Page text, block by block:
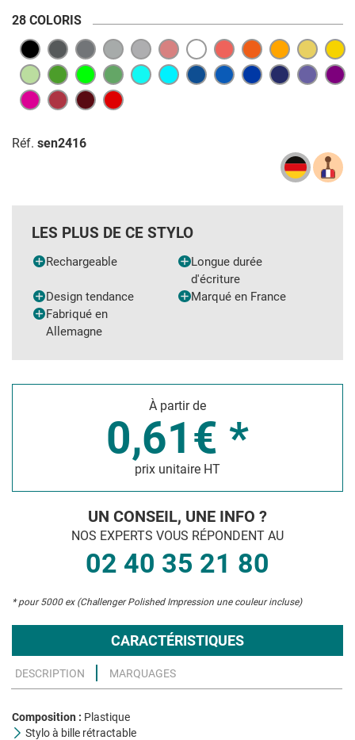
28 COLORIS
Réf. sen2416
LES PLUS DE CE STYLO
Rechargeable
Longue durée
d'écriture
Design tendance
Marqué en France
Fabriqué en
Allemagne
À partir de
0,61€ *
prix unitaire HT
UN CONSEIL, UNE INFO ?
NOS EXPERTS VOUS RÉPONDENT AU
02 40 35 21 80
* pour 5000 ex (Challenger Polished Impression une couleur incluse)
CARACTÉRISTIQUES
DESCRIPTION MARQUAGES
Composition : Plastique
Stylo à bille rétractable